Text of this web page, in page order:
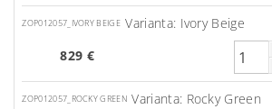
ZOP012057_IVORY BEIGE Varianta: Ivory Beige
829 €
ZOP012057_ROCKY GREEN Varianta: Rocky Green